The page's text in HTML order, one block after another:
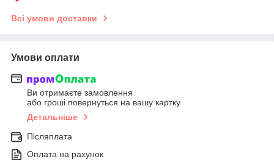
Всі умови доставки
Умови оплати
Ви отримаєте замовлення
або гроші повернуться на вашу картку
Детальніше
Післяплата
Оплата на рахунок